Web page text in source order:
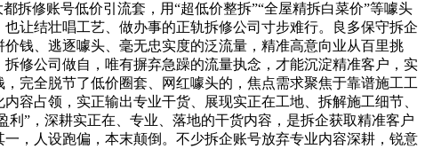
拆修账号低价引流套，用“超低价整拆”“全屋精拆白菜价”等噱头
让结壮唱工艺、做办事的正轨拆修公司寸步难行。良多保守拆企
钱、逃逐噱头、毫无忠实度的泛流量，精准高意向业从百里挑
修公司做自，唯有摒弃急躁的流量执念，才能沉淀精准客户，实
完全脱节了低价圈套、网红噱头的，焦点需求聚焦于靠谱施工工
容占领，实正输出专业干货、展现实正在工地、拆解施工细节、
”，深耕实正在、专业、落地的干货内容，是拆企获取精准客户
，人设跑偏，本末颠倒。不少拆企账号放弃专业内容深耕，锐意